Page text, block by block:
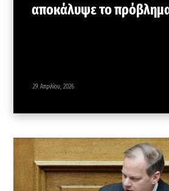
αποκάλυψε το
29 Απριλίου, 2026